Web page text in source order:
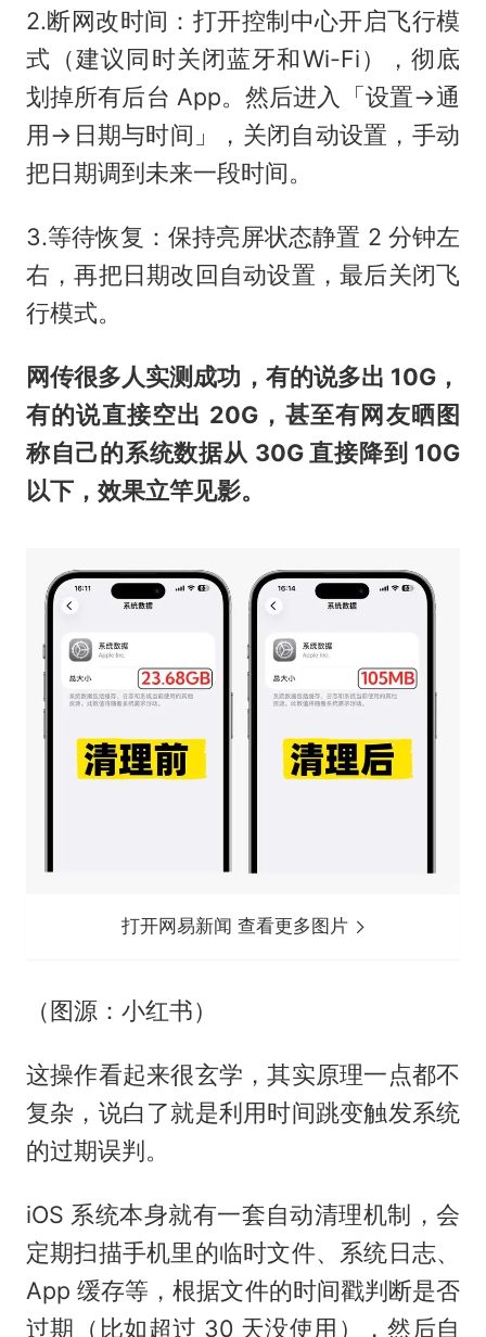
2.断网改时间：打开控制中心开启飞行模
式（建议同时关闭蓝牙和Wi-Fi），彻底
划掉所有后台 App。然后进入「设置→通
用→日期与时间」，关闭自动设置，手动
把日期调到未来一段时间。
3.等待恢复：保持亮屏状态静置 2 分钟左
右，再把日期改回自动设置，最后关闭飞
行模式。
网传很多人实测成功，有的说多出 10G，
有的说直接空出 20G，甚至有网友晒图
称自己的系统数据从 30G 直接降到 10G
以下，效果立竿见影。
打开网易新闻 查看更多图片
（图源：小红书）
这操作看起来很玄学，其实原理一点都不
复杂，说白了就是利用时间跳变触发系统
的过期误判。
iOS 系统本身就有一套自动清理机制，会
定期扫描手机里的临时文件、系统日志、
App 缓存等，根据文件的时间戳判断是否
过期（比如超过 30 天没使用），然后自